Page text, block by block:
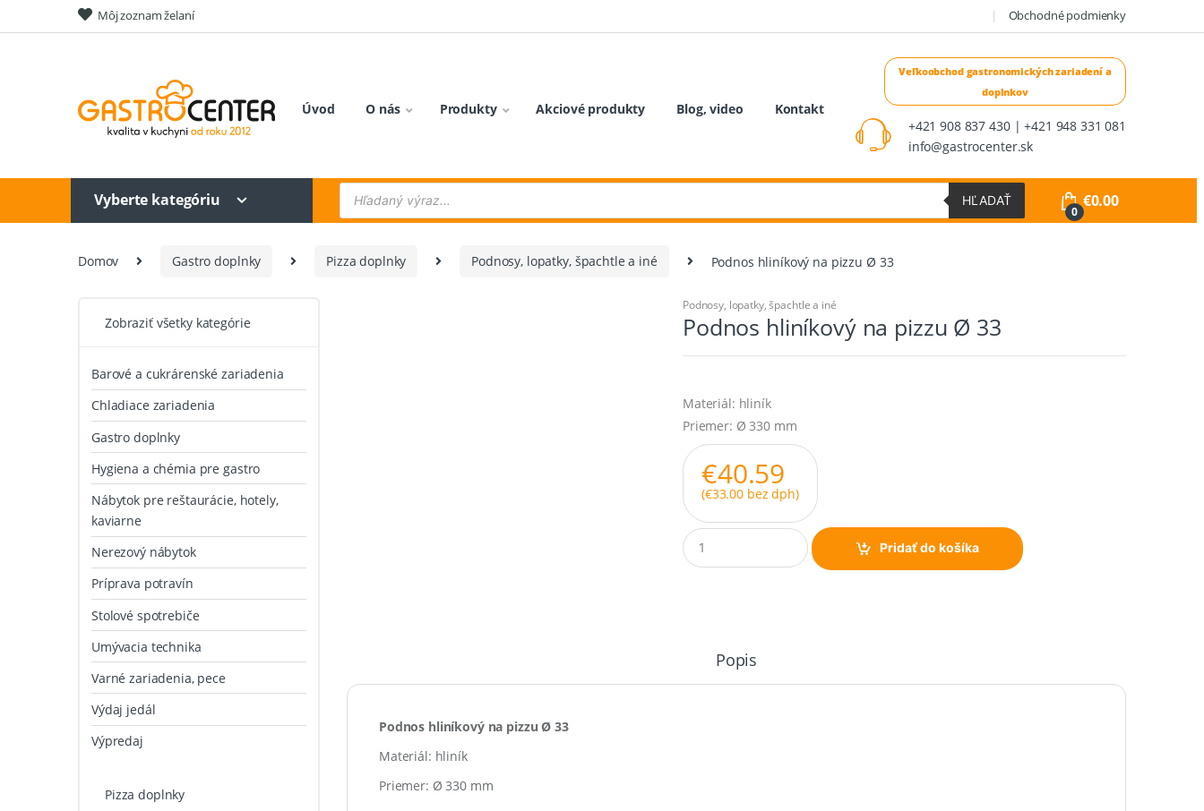
to
to
Môj zoznam želaní Obchodné podmienky
Úvod O nás Produkty Akciové produkty Blog, video
Kontakt
+421 908 837 430 | +421 948 331 081
info@gastrocenter.sk
Vyberte kategóriu
Products
search
HĽADAŤ
0
€0.00
Domov Gastro doplnky Pizza doplnky Podnosy, lopatky, špachtle a iné Podnos hliníkový na pizzu Ø 33
Podnosy, lopatky, špachtle a iné
Podnos hliníkový na pizzu Ø 33
Materiál: hliník
Priemer: Ø 330 mm
€40.59
(€33.00 bez dph)
Q
u
Pridať do košíka
Popis
Podnos hliníkový na pizzu Ø 33
Materiál: hliník
Priemer: Ø 330 mm
Zobraziť všetky kategórie
Barové a cukrárenské zariadenia
Chladiace zariadenia
Gastro doplnky
Hygiena a chémia pre gastro
Nábytok pre reštaurácie, hotely,
kaviarne
Nerezový nábytok
Príprava potravín
Stolové spotrebiče
Umývacia technika
Varné zariadenia, pece
Výdaj jedál
Výpredaj
Pizza doplnky